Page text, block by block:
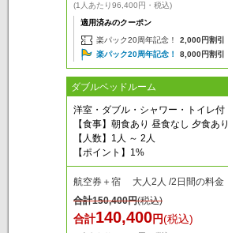
(1人あたり96,400円・税込)
適用済みのクーポン
楽パック20周年記念！
2,000円割引
楽パック20周年記念！
8,000円割引
ダブルベッドルーム
洋室・ダブル・シャワー・トイレ付
【食事】朝食あり 昼食なし 夕食あり
【人数】1人 ～ 2人
【ポイント】1%
航空券＋宿 大人2人 /2日間の料金
合計150,400円(税込)
合計140,400円(税込)